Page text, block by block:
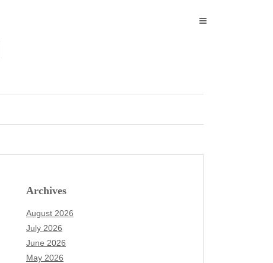
Archives
August 2026
July 2026
June 2026
May 2026